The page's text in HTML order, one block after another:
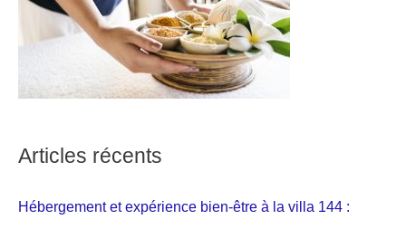
Articles récents
Hébergement et expérience bien-être à la villa 144 :